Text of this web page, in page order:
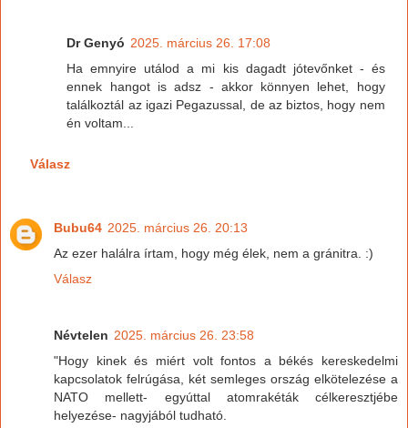
Dr Genyó 2025. március 26. 17:08
Ha emnyire utálod a mi kis dagadt jótevőnket - és
ennek hangot is adsz - akkor könnyen lehet, hogy
találkoztál az igazi Pegazussal, de az biztos, hogy nem
én voltam...
Válasz
Bubu64 2025. március 26. 20:13
Az ezer halálra írtam, hogy még élek, nem a gránitra. :)
Válasz
Névtelen 2025. március 26. 23:58
"Hogy kinek és miért volt fontos a békés kereskedelmi
kapcsolatok felrúgása, két semleges ország elkötelezése a
NATO mellett- egyúttal atomrakéták célkeresztjébe
helyezése- nagyjából tudható.